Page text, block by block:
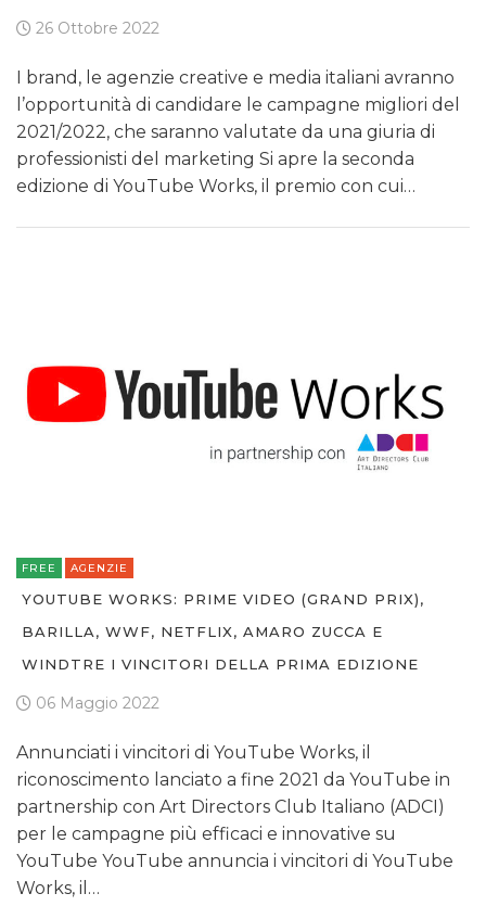
26 Ottobre 2022
I brand, le agenzie creative e media italiani avranno
l’opportunità di candidare le campagne migliori del
2021/2022, che saranno valutate da una giuria di
professionisti del marketing Si apre la seconda
edizione di YouTube Works, il premio con cui…
FREE AGENZIE
YOUTUBE WORKS: PRIME VIDEO (GRAND PRIX),
BARILLA, WWF, NETFLIX, AMARO ZUCCA E
WINDTRE I VINCITORI DELLA PRIMA EDIZIONE
06 Maggio 2022
Annunciati i vincitori di YouTube Works, il
riconoscimento lanciato a fine 2021 da YouTube in
partnership con Art Directors Club Italiano (ADCI)
per le campagne più efficaci e innovative su
YouTube YouTube annuncia i vincitori di YouTube
Works, il…